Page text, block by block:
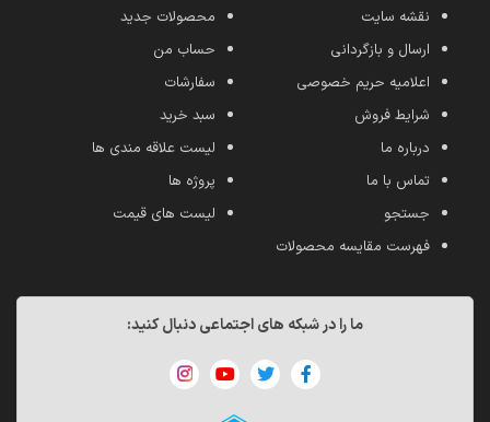
نقشه سایت
ارسال و بازگردانی
اعلامیه حریم خصوصی
شرایط فروش
درباره ما
تماس با ما
جستجو
فهرست مقایسه محصولات
محصولات جدید
حساب من
سفارشات
سبد خرید
لیست علاقه مندی ها
پروژه ها
لیست های قیمت
ما را در شبکه های اجتماعی دنبال کنید: